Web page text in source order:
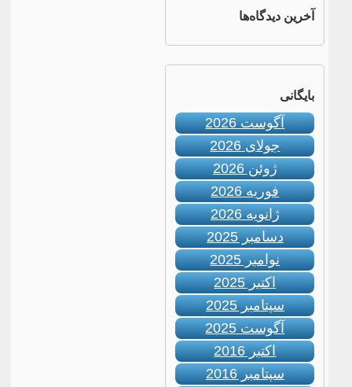
آخرین دیدگاه‌ها
بایگانی
آگوست 2026
جولای 2026
ژوئن 2026
فوریه 2026
ژانویه 2026
دسامبر 2025
نوامبر 2025
اکتبر 2025
سپتامبر 2025
آگوست 2025
اکتبر 2016
سپتامبر 2016